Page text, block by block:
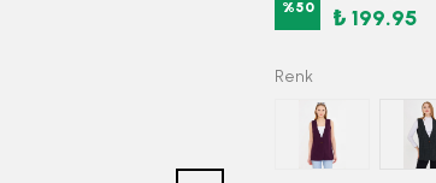
%50 ₺ 199.95
Renk